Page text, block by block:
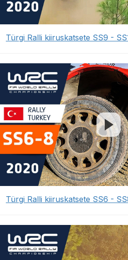
Türgi Ralli kiiruskatsete SS9 -
Türgi Ralli kiiruskatsete SS6 -